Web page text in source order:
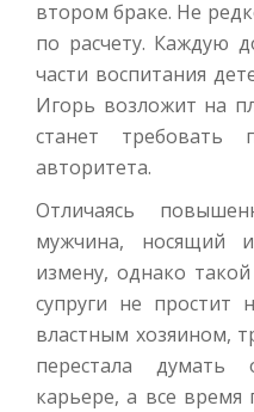
втором браке. Не
по расчету. Каждую
части воспитания
Игорь возложит на
станет требовать
авторитета.
Отличаясь
мужчина, носящий
измену, однако
супруги не простит
властным хозяином,
перестала думать
карьере, а все